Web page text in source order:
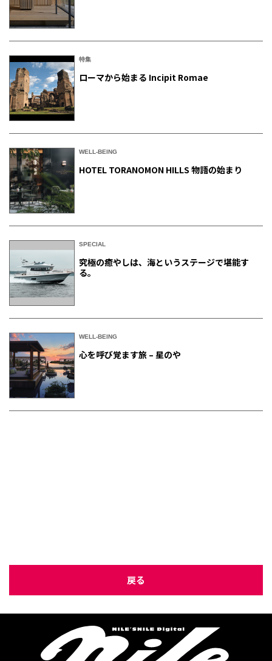
特集
ローマから始まる Incipit Romae
WELL-BEING
HOTEL TORANOMON HILLS 物語の始まり
SPECIAL
究極の癒やしは、海というステージで堪能す
る。
WELL-BEING
心を呼び覚ます旅 – 星のや
戻る